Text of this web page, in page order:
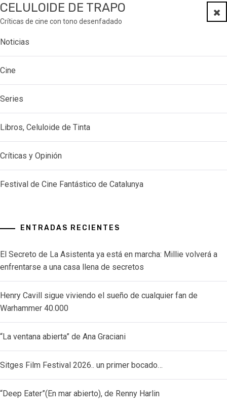
CELULOIDE DE TRAPO
Críticas de cine con tono desenfadado
Noticias
Cine
Series
Libros, Celuloide de Tinta
Críticas y Opinión
Festival de Cine Fantástico de Catalunya
ENTRADAS RECIENTES
El Secreto de La Asistenta ya está en marcha: Millie volverá a
enfrentarse a una casa llena de secretos
Henry Cavill sigue viviendo el sueño de cualquier fan de
Warhammer 40.000
“La ventana abierta” de Ana Graciani
Sitges Film Festival 2026.. un primer bocado…
“Deep Eater”(En mar abierto), de Renny Harlin